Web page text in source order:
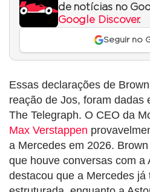
de notícias no
Google Discover.
Seguir no
Essas declarações de
reação de Jos, foram dadas
The Telegraph. O CEO da
Max Verstappen
a Mercedes em 2026.
que houve conversas com a
destacou que a Mercedes já